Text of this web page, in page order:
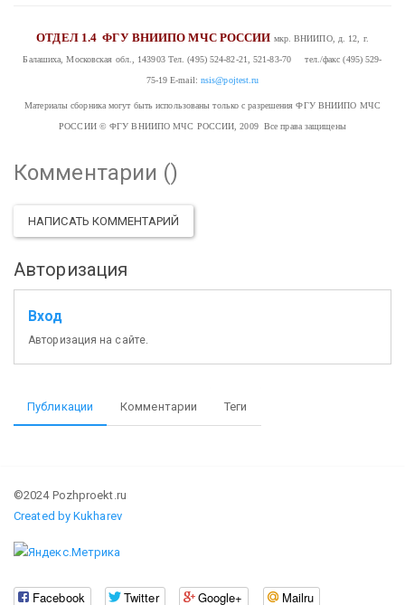
ОТДЕЛ 1.4ФГУ ВНИИПО МЧС РОССИИ мкр. ВНИИПО, д. 12, г.
Балашиха, Московская обл., 143903Тел. (495) 524-82-21, 521-83-70 тел./факс (495) 529-
75-19 E-mail: nsis@pojtest.ru
Материалы сборника могут быть использованы только с разрешения ФГУ ВНИИПО МЧС
РОССИИ© ФГУ ВНИИПО МЧС РОССИИ, 2009 Все права защищены
Комментарии ()
НАПИСАТЬ КОММЕНТАРИЙ
Авторизация
Вход
Авторизация на сайте.
Публикации Комментарии Теги
©2024 Pozhproekt.ru
Created by Kukharev
Facebook Twitter Google+ Mailru